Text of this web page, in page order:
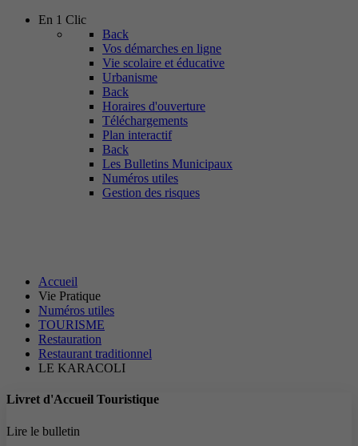
En 1 Clic
Back
Vos démarches en ligne
Vie scolaire et éducative
Urbanisme
Back
Horaires d'ouverture
Téléchargements
Plan interactif
Back
Les Bulletins Municipaux
Numéros utiles
Gestion des risques
Accueil
Vie Pratique
Numéros utiles
TOURISME
Restauration
Restaurant traditionnel
LE KARACOLI
Livret d'Accueil Touristique
Lire le bulletin